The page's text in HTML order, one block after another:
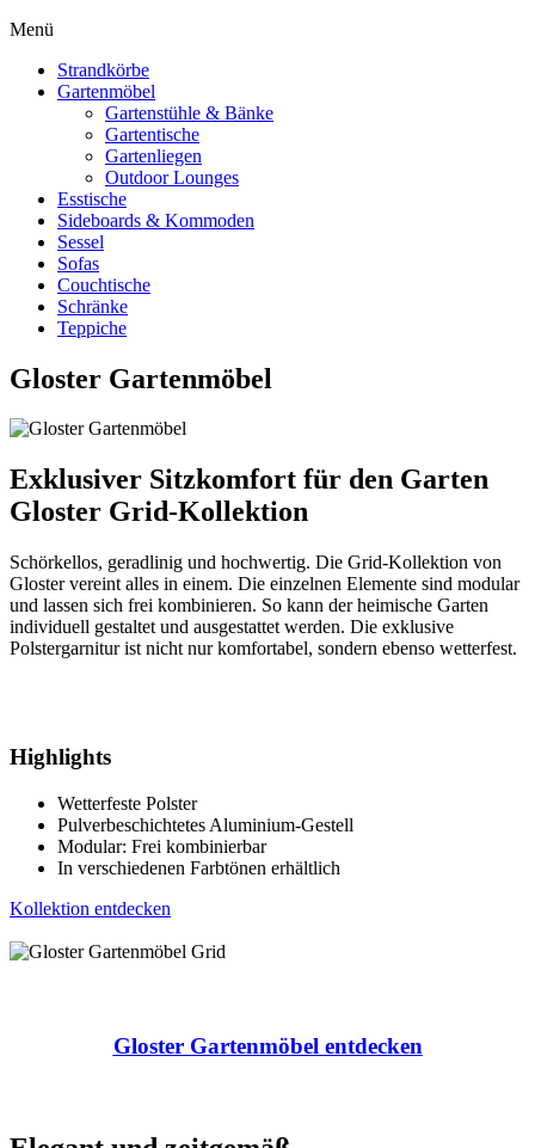
Menü
Strandkörbe
Gartenmöbel
Gartenstühle & Bänke
Gartentische
Gartenliegen
Outdoor Lounges
Esstische
Sideboards & Kommoden
Sessel
Sofas
Couchtische
Schränke
Teppiche
Gloster Gartenmöbel
Exklusiver Sitzkomfort für den Garten
Gloster Grid-Kollektion
Schörkellos, geradlinig und hochwertig. Die Grid-Kollektion von
Gloster vereint alles in einem. Die einzelnen Elemente sind modular
und lassen sich frei kombinieren. So kann der heimische Garten
individuell gestaltet und ausgestattet werden. Die exklusive
Polstergarnitur ist nicht nur komfortabel, sondern ebenso wetterfest.
Highlights
Wetterfeste Polster
Pulverbeschichtetes Aluminium-Gestell
Modular: Frei kombinierbar
In verschiedenen Farbtönen erhältlich
Kollektion entdecken
Gloster Gartenmöbel entdecken